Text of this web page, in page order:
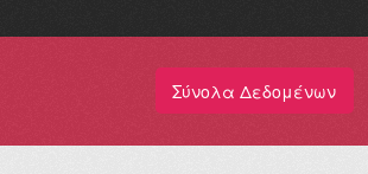
Σύνολα Δεδομένων